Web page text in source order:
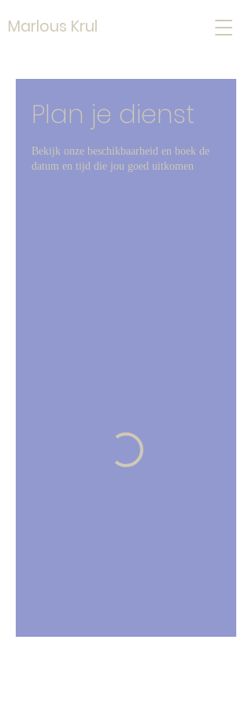
Marlous Krul
Plan je dienst
Bekijk onze beschikbaarheid en boek de
datum en tijd die jou goed uitkomen